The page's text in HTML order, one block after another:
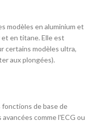
modèles en aluminium et
et en titane. Elle est
certains modèles ultra,
aux plongées).
fonctions de base de
comme l'ECG ou